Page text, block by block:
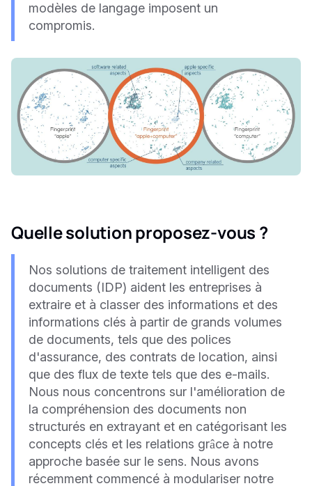
modèles de langage imposent un
compromis.
Quelle solution proposez-vous ?
Nos solutions de traitement intelligent des
documents (IDP) aident les entreprises à
extraire et à classer des informations et des
informations clés à partir de grands volumes
de documents, tels que des polices
d'assurance, des contrats de location, ainsi
que des flux de texte tels que des e-mails.
Nous nous concentrons sur l'amélioration de
la compréhension des documents non
structurés en extrayant et en catégorisant les
concepts clés et les relations grâce à notre
approche basée sur le sens. Nous avons
récemment commencé à modulariser notre